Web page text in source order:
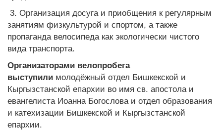
3. Организация досуга и приобщения к регулярным
занятиям физкультурой и спортом, а также
пропаганда велосипеда как экологически чистого
вида транспорта.
Организаторами велопробега
выступили молодёжный отдел Бишкекской и
Кыргызстанской епархии во имя св. апостола и
евангелиста Иоанна Богослова и отдел образования
и катехизации Бишкекской и Кыргызстанской
епархии.